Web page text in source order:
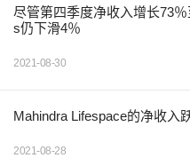
尽管第四季度净收入增长73
s仍下滑4％
2021-08-30
Mahindra Lifespace的净收入
2021-08-28